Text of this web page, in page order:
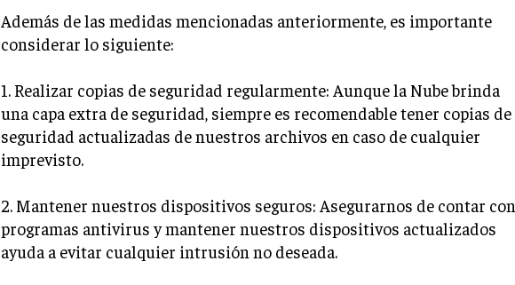
Además de las medidas mencionadas anteriormente, es importante
considerar lo siguiente:
1. Realizar copias de seguridad regularmente: Aunque la Nube brinda
una capa extra de seguridad, siempre es recomendable tener copias de
seguridad actualizadas de nuestros archivos en caso de cualquier
imprevisto.
2. Mantener nuestros dispositivos seguros: Asegurarnos de contar con
programas antivirus y mantener nuestros dispositivos actualizados
ayuda a evitar cualquier intrusión no deseada.